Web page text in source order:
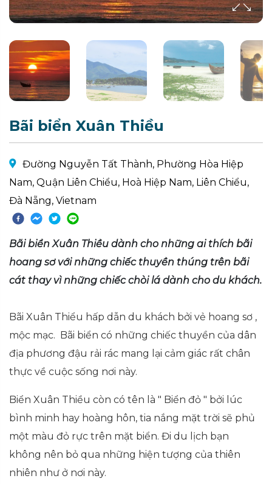
Bãi biển Xuân Thiều
Đường Nguyễn Tất Thành, Phường Hòa Hiệp
Nam, Quận Liên Chiểu, Hoà Hiệp Nam, Liên Chiểu,
Đà Nẵng, Vietnam
Bãi biển Xuân Thiều dành cho những ai thích bãi
hoang sơ với những chiếc thuyền thúng trên bãi
cát thay vì những chiếc chòi lá dành cho du khách.
Bãi Xuân Thiểu hấp dẫn du khách bởi vẻ hoang sơ ,
mộc mạc. Bãi biển có những chiếc thuyền của dân
địa phương đậu rải rác mang lại cảm giác rất chân
thực về cuộc sống nơi này.
Biển Xuân Thiều còn có tên là " Biển đỏ " bởi lúc
bình minh hay hoàng hôn, tia nắng mặt trời sẽ phủ
một màu đỏ rực trên mặt biển. Đi du lịch bạn
không nên bỏ qua những hiện tượng của thiên
nhiên như ở nơi này.